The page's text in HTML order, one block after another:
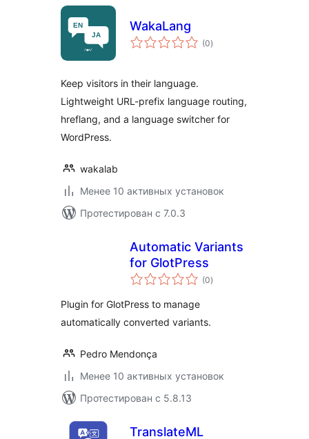
WakaLang
(0общий
рейтинг
)
Keep visitors in their language.
Lightweight URL-prefix language routing,
hreflang, and a language switcher for
WordPress.
wakalab
Менее 10 активных установок
Протестирован с 7.0.3
Automatic Variants
for GlotPress
(0общий
рейтинг
)
Plugin for GlotPress to manage
automatically converted variants.
Pedro Mendonça
Менее 10 активных установок
Протестирован с 5.8.13
TranslateML